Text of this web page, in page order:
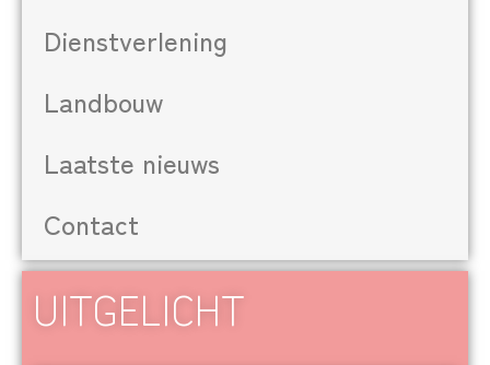
Dienstverlening
Landbouw
Laatste nieuws
Contact
UITGELICHT